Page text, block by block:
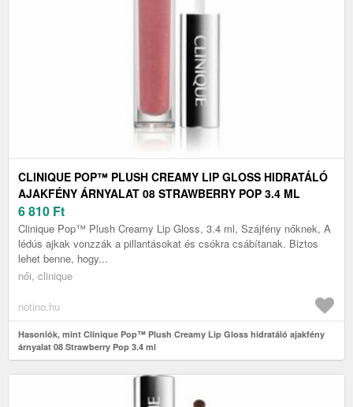
CLINIQUE POP™ PLUSH CREAMY LIP GLOSS HIDRATÁLÓ
AJAKFÉNY ÁRNYALAT 08 STRAWBERRY POP 3.4 ML
6 810 Ft
Clinique Pop™ Plush Creamy Lip Gloss, 3.4 ml, Szájfény nőknek, A
lédús ajkak vonzzák a pillantásokat és csókra csábítanak. Biztos
lehet benne, hogy...
női, clinique
notino.hu
Hasonlók, mint Clinique Pop™ Plush Creamy Lip Gloss hidratáló ajakfény
árnyalat 08 Strawberry Pop 3.4 ml